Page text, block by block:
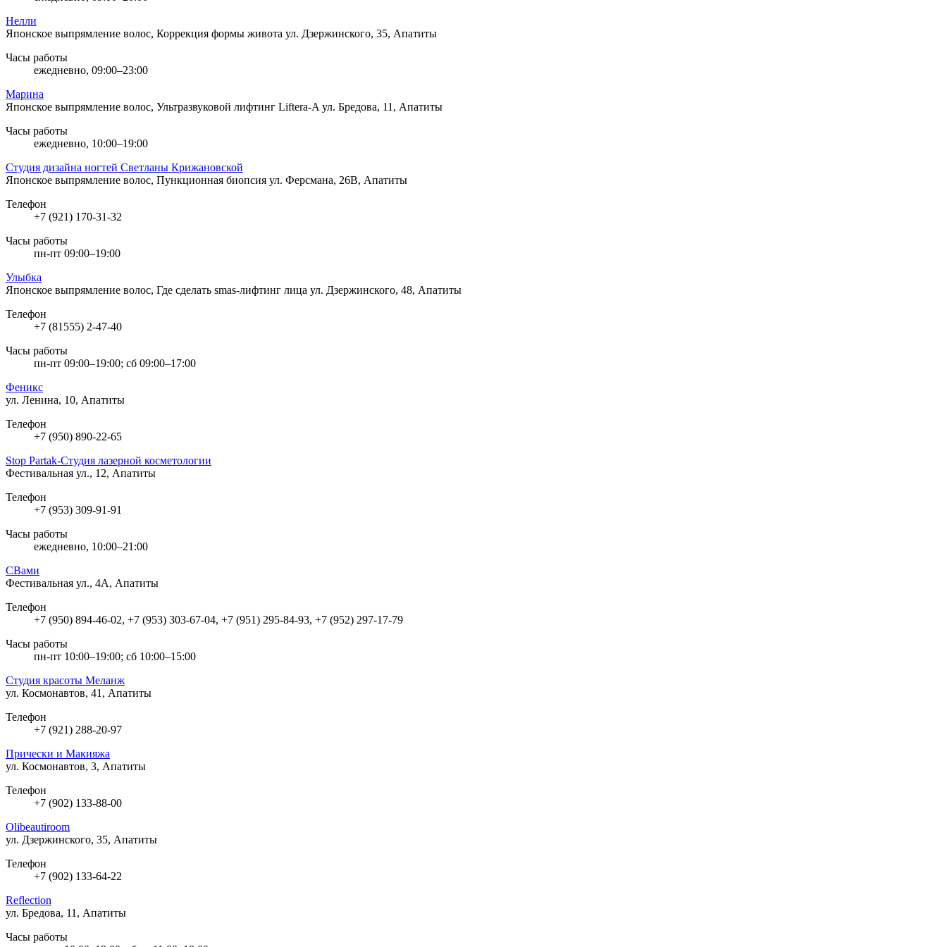
Нелли
Японское выпрямление волос, Коррекция формы живота ул. Дзержинского, 35, Апатиты
Часы работы
ежедневно, 09:00–23:00
Марина
Японское выпрямление волос, Ультразвуковой лифтинг Liftera-A ул. Бредова, 11, Апатиты
Часы работы
ежедневно, 10:00–19:00
Студия дизайна ногтей Светланы Крижановской
Японское выпрямление волос, Пункционная биопсия ул. Ферсмана, 26В, Апатиты
Телефон
+7 (921) 170-31-32
Часы работы
пн-пт 09:00–19:00
Улыбка
Японское выпрямление волос, Где сделать smas-лифтинг лица ул. Дзержинского, 48, Апатиты
Телефон
+7 (81555) 2-47-40
Часы работы
пн-пт 09:00–19:00; сб 09:00–17:00
Феникс
ул. Ленина, 10, Апатиты
Телефон
+7 (950) 890-22-65
Stop Partak-Студия лазерной косметологии
Фестивальная ул., 12, Апатиты
Телефон
+7 (953) 309-91-91
Часы работы
ежедневно, 10:00–21:00
СВами
Фестивальная ул., 4А, Апатиты
Телефон
+7 (950) 894-46-02, +7 (953) 303-67-04, +7 (951) 295-84-93, +7 (952) 297-17-79
Часы работы
пн-пт 10:00–19:00; сб 10:00–15:00
Студия красоты Меланж
ул. Космонавтов, 41, Апатиты
Телефон
+7 (921) 288-20-97
Прически и Макияжа
ул. Космонавтов, 3, Апатиты
Телефон
+7 (902) 133-88-00
Olibeautiroom
ул. Дзержинского, 35, Апатиты
Телефон
+7 (902) 133-64-22
Reflection
ул. Бредова, 11, Апатиты
Часы работы